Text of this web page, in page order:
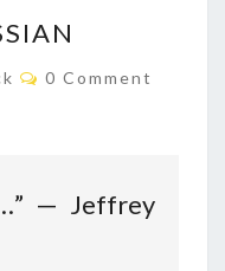
C
O
0 Comment
— Jeffrey